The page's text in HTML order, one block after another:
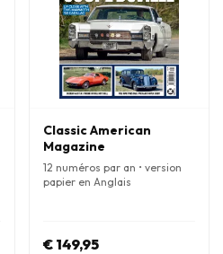
Classic American
Magazine
12 numéros par an • version
papier en Anglais
€ 149,95